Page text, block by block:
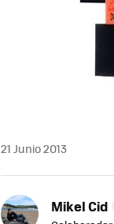
21 Junio 2013
Mikel Cid